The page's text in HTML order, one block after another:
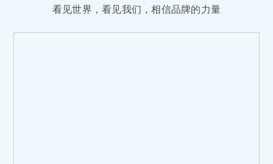
看见世界，看见我们，相信品牌的力量